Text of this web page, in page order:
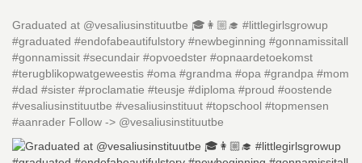
Graduated at @vesaliusinstituutbe 🎓👩🏼‍🎓 #littlegirlsgrowup
#graduated #endofabeautifulstory #newbeginning #gonnamissitall
#gonnamissit #secundair #opvoedster #opnaardetoekomst
#terugblikopwatgeweestis #oma #grandma #opa #grandpa #mom
#dad #sister #proclamatie #teusje #diploma #proud #oostende
#vesaliusinstituutbe #vesaliusinstituut #topschool #topmensen
#aanrader Follow -> @vesaliusinstituutbe